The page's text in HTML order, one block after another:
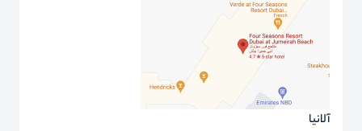
آلانیا